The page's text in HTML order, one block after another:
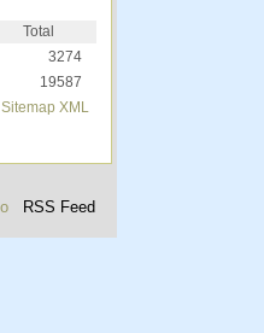
Total
3274
19587
Sitemap XML
RSS Feed